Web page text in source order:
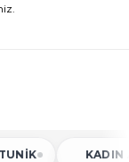
KADIN ATLET